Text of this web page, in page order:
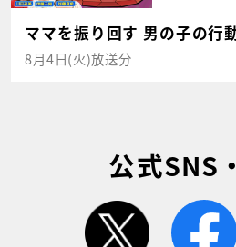
ママを振り回す 男の子の行
8月4日(火)放送分
公式SNS
twitter